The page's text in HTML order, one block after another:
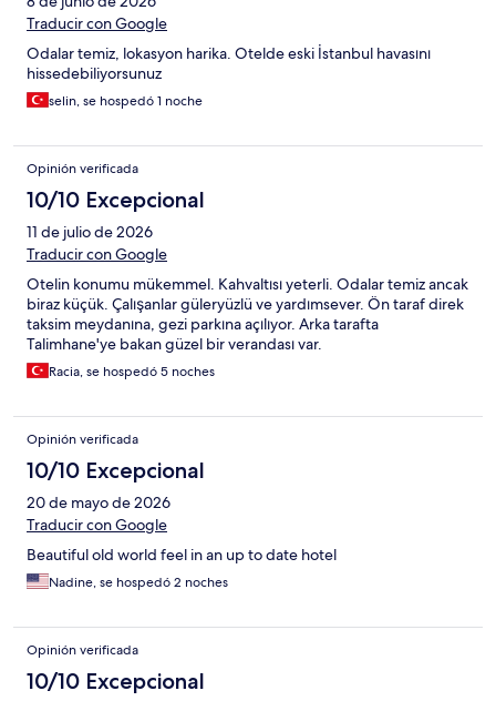
Traducir con Google
Odalar temiz, lokasyon harika. Otelde eski İstanbul havasını
hissedebiliyorsunuz
selin, se hospedó 1 noche
Opinión verificada
10/10 Excepcional
11 de julio de 2026
Traducir con Google
Otelin konumu mükemmel. Kahvaltısı yeterli. Odalar temiz ancak
biraz küçük. Çalışanlar güleryüzlü ve yardımsever. Ön taraf direk
taksim meydanına, gezi parkına açılıyor. Arka tarafta
Talimhane'ye bakan güzel bir verandası var.
Racia, se hospedó 5 noches
Opinión verificada
10/10 Excepcional
20 de mayo de 2026
Traducir con Google
Beautiful old world feel in an up to date hotel
Nadine, se hospedó 2 noches
Opinión verificada
10/10 Excepcional